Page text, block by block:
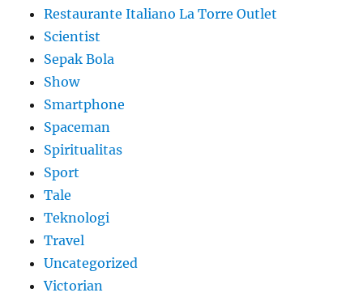
Restaurante Italiano La Torre Outlet
Scientist
Sepak Bola
Show
Smartphone
Spaceman
Spiritualitas
Sport
Tale
Teknologi
Travel
Uncategorized
Victorian